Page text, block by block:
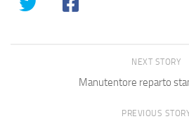
NEXT STORY
Manutentore reparto
PREVIOUS